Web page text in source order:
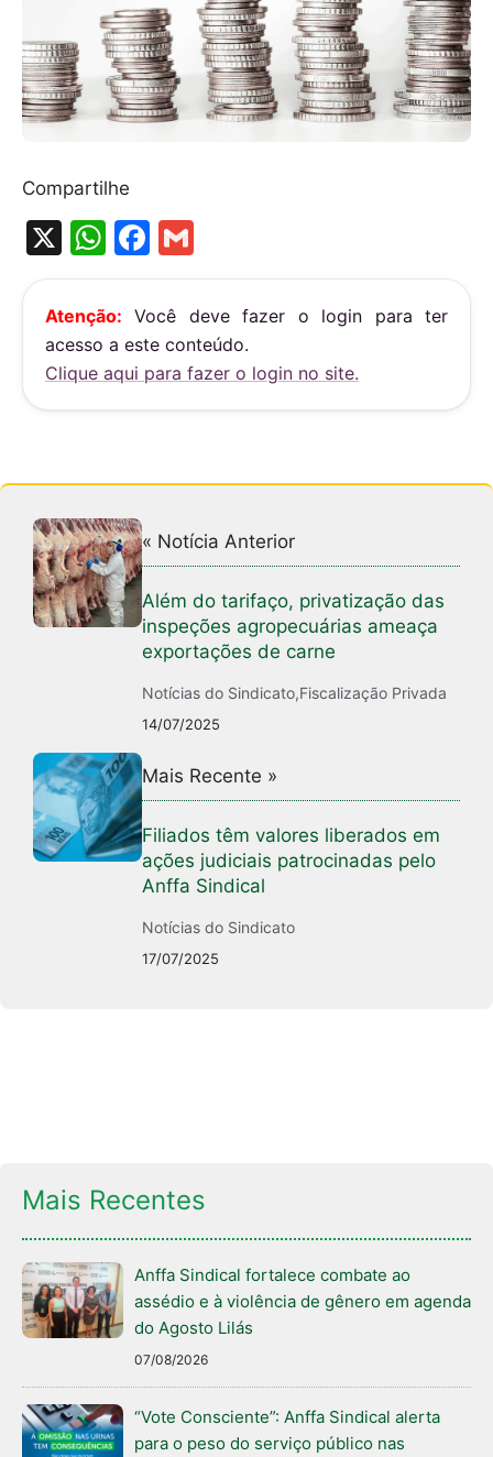
Compartilhe
X
W
h
at
s
A
p
F
a
c
e
b
o
k
m
ai
l
Atenção: Você deve fazer o login para ter
acesso a este conteúdo.
Clique aqui para fazer o login no site.
« Notícia Anterior
Além do tarifaço, privatização das
inspeções agropecuárias ameaça
exportações de carne
Notícias do Sindicato,Fiscalização Privada
14/07/2025
Mais Recente »
Filiados têm valores liberados em
ações judiciais patrocinadas pelo
Anffa Sindical
Notícias do Sindicato
17/07/2025
Mais Recentes
Anffa Sindical fortalece combate ao
assédio e à violência de gênero em agenda
do Agosto Lilás
07/08/2026
“Vote Consciente”: Anffa Sindical alerta
para o peso do serviço público nas